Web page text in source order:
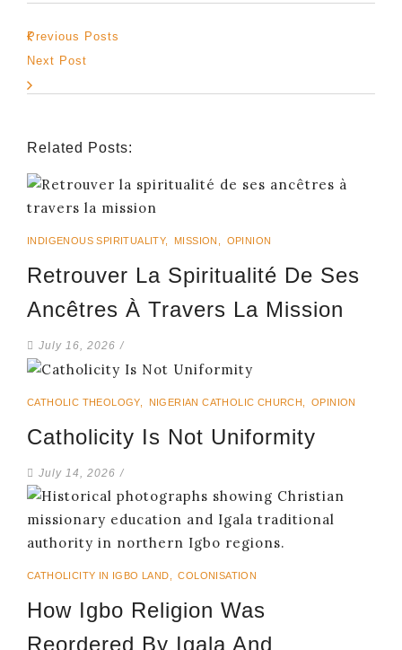
Previous Posts
Next Post
Related Posts:
INDIGENOUS SPIRITUALITY, MISSION OPINION
Retrouver La Spiritualité De Ses
Ancêtres À Travers La Mission
July 16, 2026 /
CATHOLIC THEOLOGY, NIGERIAN CATHOLIC CHURCH , OPINION
Catholicity Is Not Uniformity
July 14, 2026 /
CATHOLICITY IN IGBO LAND, COLONISATION
How Igbo Religion Was
Reordered By Igala And